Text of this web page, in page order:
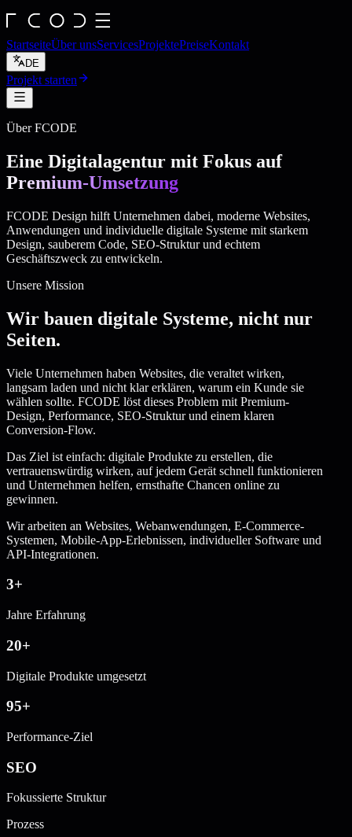
StartseiteÜber unsServicesProjektePreiseKontakt
DE
Projekt starten
Über FCODE
Eine Digitalagentur mit Fokus auf
Premium-Umsetzung
FCODE Design hilft Unternehmen dabei, moderne Websites,
Anwendungen und individuelle digitale Systeme mit starkem
Design, sauberem Code, SEO-Struktur und echtem
Geschäftszweck zu entwickeln.
Unsere Mission
Wir bauen digitale Systeme, nicht nur
Seiten.
Viele Unternehmen haben Websites, die veraltet wirken,
langsam laden und nicht klar erklären, warum ein Kunde sie
wählen sollte. FCODE löst dieses Problem mit Premium-
Design, Performance, SEO-Struktur und einem klaren
Conversion-Flow.
Das Ziel ist einfach: digitale Produkte zu erstellen, die
vertrauenswürdig wirken, auf jedem Gerät schnell funktionieren
und Unternehmen helfen, ernsthafte Chancen online zu
gewinnen.
Wir arbeiten an Websites, Webanwendungen, E-Commerce-
Systemen, Mobile-App-Erlebnissen, individueller Software und
API-Integrationen.
3+
Jahre Erfahrung
20+
Digitale Produkte umgesetzt
95+
Performance-Ziel
SEO
Fokussierte Struktur
Prozess